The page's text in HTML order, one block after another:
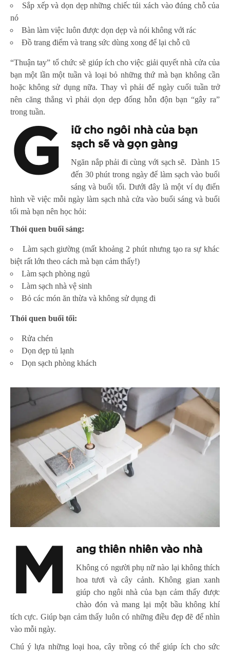
Sắp xếp và dọn dẹp những chiếc túi xách vào đúng chỗ của
nó
Bàn làm việc luôn được dọn dẹp và nói không với rác
Đồ trang điểm và trang sức dùng xong để lại chỗ cũ
“Thuận tay” tổ chức sẽ giúp ích cho việc giải quyết nhà cửa của
bạn một lần một tuần và loại bỏ những thứ mà bạn không cần
hoặc không sử dụng nữa. Thay vì phải để ngày cuối tuần trở
nên căng thẳng vì phải dọn dẹp đống hỗn độn bạn “gây ra”
trong tuần.
G
iữ cho ngôi nhà của bạn
sạch sẽ và gọn gàng
Ngăn nắp phải đi cùng với sạch sẽ. Dành 15
đến 30 phút trong ngày để làm sạch vào buổi
sáng và buổi tối. Dưới đây là một ví dụ điển
hình về việc mỗi ngày làm sạch nhà cửa vào buổi sáng và buổi
tối mà bạn nên học hỏi:
Thói quen buổi sáng:
Làm sạch giường (mất khoảng 2 phút nhưng tạo ra sự khác
biệt rất lớn theo cách mà bạn cảm thấy!)
Làm sạch phòng ngủ
Làm sạch nhà vệ sinh
Bỏ các món ăn thừa và không sử dụng đi
Thói quen buổi tối:
Rửa chén
Dọn dẹp tủ lạnh
Dọn sạch phòng khách
M ang thiên nhiên vào nhà
Không có người phụ nữ nào lại không thích
hoa tươi và cây cảnh. Không gian xanh
giúp cho ngôi nhà của bạn cảm thấy được
chào đón và mang lại một bầu không khí
tích cực. Giúp bạn cảm thấy luôn có những điều đẹp đẽ để nhìn
vào mỗi ngày.
Chú ý lựa những loại hoa, cây trồng có thể giúp ích cho sức